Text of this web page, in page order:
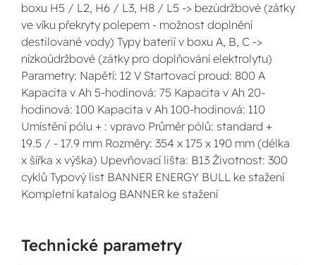
boxu H5 / L2, H6 / L3, H8 / L5 -> bezúdržbové (zátky
ve víku překryty polepem - možnost doplnění
destilované vody) Typy baterií v boxu A, B, C ->
nízkoúdržbové (zátky pro doplňování elektrolytu)
Parametry: Napětí: 12 V Startovací proud: 800 A
Kapacita v Ah 5-hodinová: 75 Kapacita v Ah 20-
hodinová: 100 Kapacita v Ah 100-hodinová: 110
Umístění pólu + : vpravo Průměr pólů: standard +
19.5 / - 17.9 mm Rozměry: 354 x 175 x 190 mm (délka
x šířka x výška) Upevňovací lišta: B13 Životnost: 300
cyklů Typový list BANNER ENERGY BULL ke stažení
Kompletní katalog BANNER ke stažení
Technické parametry